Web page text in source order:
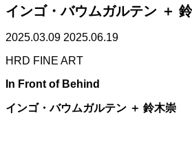
インゴ・バウムガルテン ＋
2025.03.09 2025.06.19
HRD FINE ART
In Front of Behind
インゴ・バウムガルテン ＋ 鈴木崇